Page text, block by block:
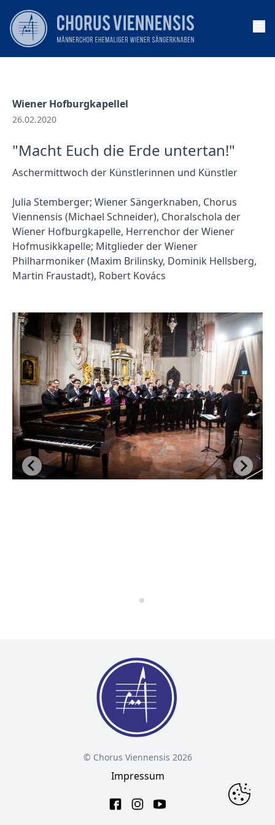
Wiener Hofburgkapellel
26.02.2020
"Macht Euch die Erde untertan!"
Aschermittwoch der Künstlerinnen und Künstler
Julia Stemberger; Wiener Sängerknaben, Chorus
Viennensis (Michael Schneider), Choralschola der
Wiener Hofburgkapelle, Herrenchor der Wiener
Hofmusikkapelle; Mitglieder der Wiener
Philharmoniker (Maxim Brilinsky, Dominik Hellsberg,
Martin Fraustadt), Robert Kovács
© Chorus Viennensis 2026
Impressum